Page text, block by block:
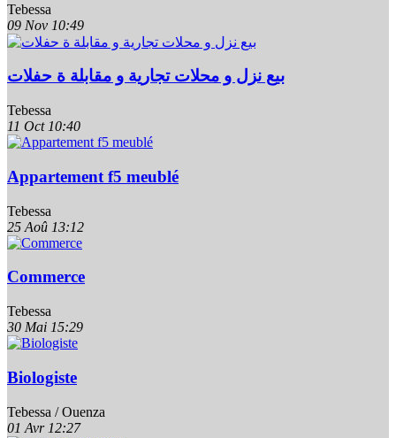
Tebessa
09 Nov 10:49
بيع نزل و محلات تجارية و مقابلة ة حفلات
Tebessa
11 Oct 10:40
Appartement f5 meublé
Tebessa
25 Aoû 13:12
Commerce
Tebessa
30 Mai 15:29
Biologiste
Tebessa / Ouenza
01 Avr 12:27